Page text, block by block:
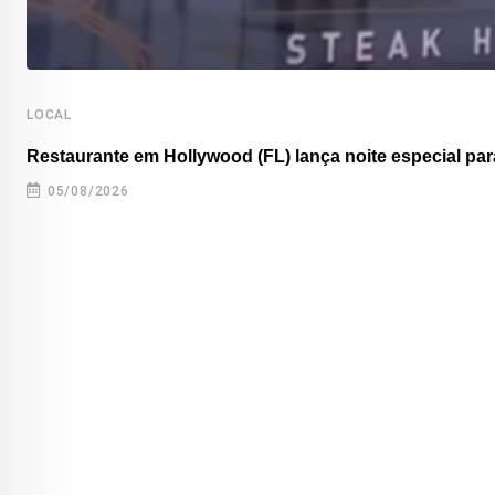
LOCAL
Restaurante em Hollywood (FL) lança noite especial
05/08/2026